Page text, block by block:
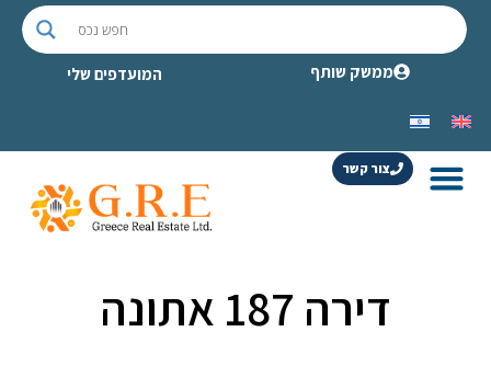
ממשק שותף המועדפים שלי
צור קשר
דירה 187 אתונה